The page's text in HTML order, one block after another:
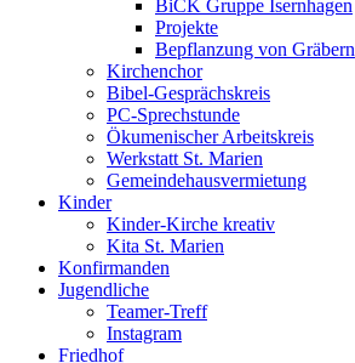
BiCK Gruppe Isernhagen
Projekte
Bepflanzung von Gräbern
Kirchenchor
Bibel-Gesprächskreis
PC-Sprechstunde
Ökumenischer Arbeitskreis
Werkstatt St. Marien
Gemeindehausvermietung
Kinder
Kinder-Kirche kreativ
Kita St. Marien
Konfirmanden
Jugendliche
Teamer-Treff
Instagram
Friedhof